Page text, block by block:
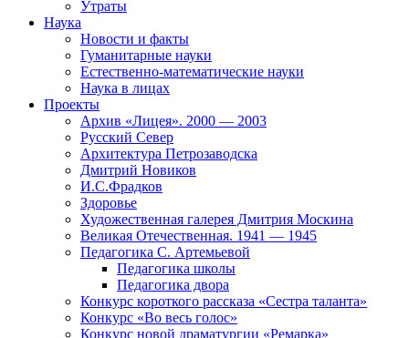
Утраты
Наука
Новости и факты
Гуманитарные науки
Естественно-математические науки
Наука в лицах
Проекты
Архив «Лицея». 2000 — 2003
Русский Север
Архитектура Петрозаводска
Дмитрий Новиков
И.С.Фрадков
Здоровье
Художественная галерея Дмитрия Москина
Великая Отечественная. 1941 — 1945
Педагогика С. Артемьевой
Педагогика школы
Педагогика двора
Конкурс короткого рассказа «Сестра таланта»
Конкурс «Во весь голос»
Конкурс новой драматургии «Ремарка»